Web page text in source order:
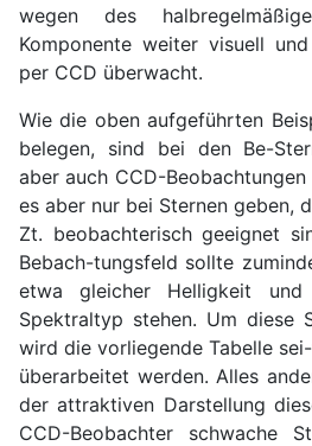
wegen des
Komponente weiter visuell
per CCD überwacht.
Wie die oben aufgeführten
belegen, sind bei den Be-
aber auch CCD-
es aber nur bei Sternen geben,
Zt. beobachterisch geeignet
Bebach-tungsfeld sollte
etwa gleicher Helligkeit und
Spektraltyp stehen. Um diese
wird die vorliegende Tabelle
überarbeitet werden. Alles
der attraktiven Darstellung
CCD-Beobachter schwache